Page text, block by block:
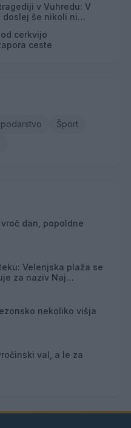
v Vuhredu: V
še nikoli ni
cerkvijo
ceste
Šport
dan, popoldne
Velenjska plaža se
za naziv Naj
nekoliko višja
val, a le za